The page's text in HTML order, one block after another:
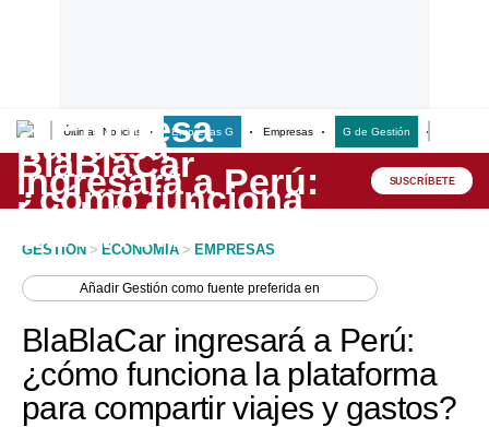
Últimas Noticias Empresas G Empresas G de Gestión
Lo último
Peru Quiosco
Economía
Mercados
SUSCRÍBETE
GESTION > ECONOMIA > EMPRESAS
AñadirGestión como fuente preferida en
BlaBlaCar ingresará a Perú:
¿cómo funciona la plataforma
para compartir viajes y gastos?